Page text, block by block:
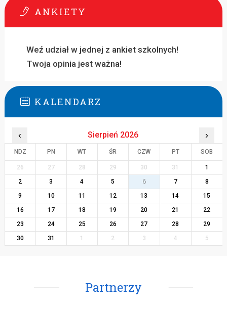
ANKIETY
Weź udział w jednej z ankiet szkolnych!
Twoja opinia jest ważna!
KALENDARZ
‹ Sierpień 2026 ›
NDZ PN WT ŚR CZW PT SOB
26 27 28 29 30 31
1
2
3 4 5 6 7
8
9
10 11 12 13 14
15
16
17 18 19 20 21
22
23
24 25 26 27 28
29
30
31 1 2 3 4 5
Partnerzy